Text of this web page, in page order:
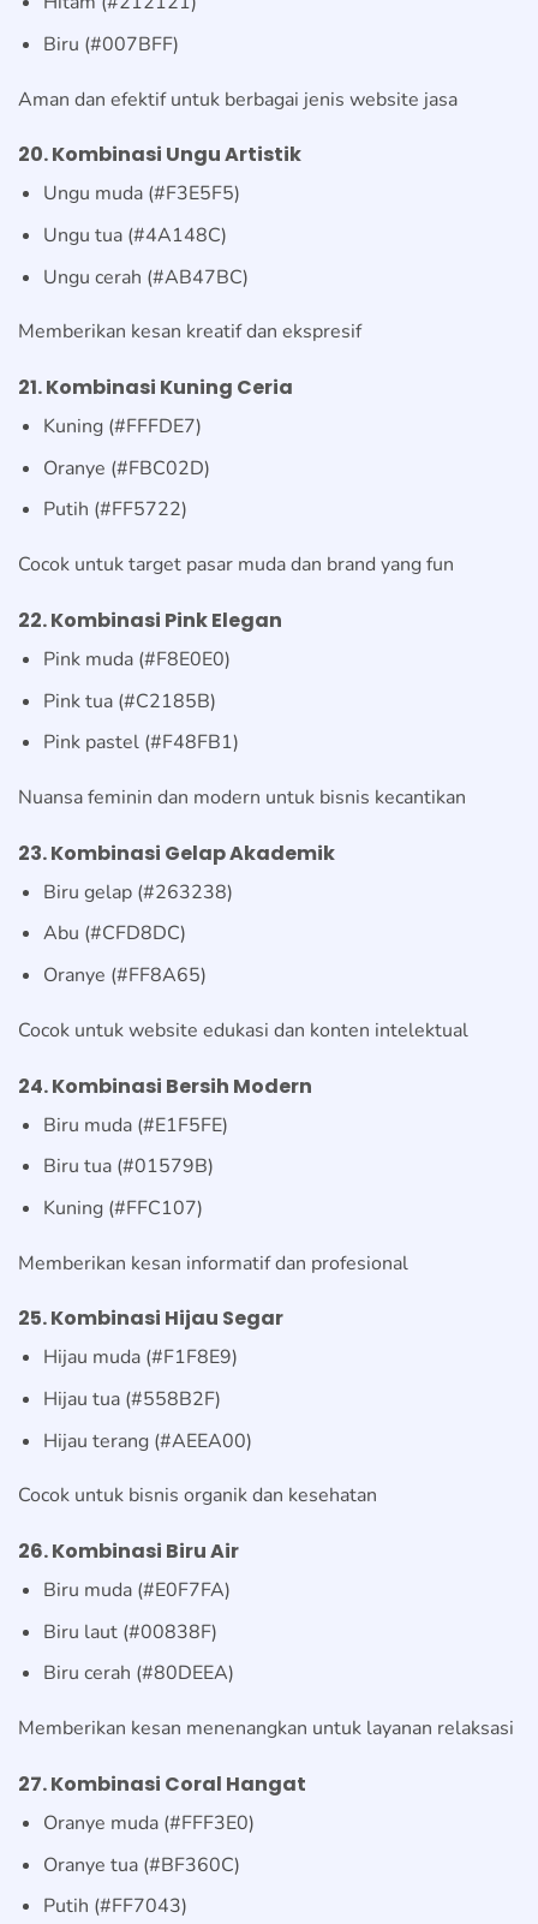
Biru (#007BFF)
Aman dan efektif untuk berbagai jenis website jasa
20. Kombinasi Ungu Artistik
Ungu muda (#F3E5F5)
Ungu tua (#4A148C)
Ungu cerah (#AB47BC)
Memberikan kesan kreatif dan ekspresif
21. Kombinasi Kuning Ceria
Kuning (#FFFDE7)
Oranye (#FBC02D)
Putih (#FF5722)
Cocok untuk target pasar muda dan brand yang fun
22. Kombinasi Pink Elegan
Pink muda (#F8E0E0)
Pink tua (#C2185B)
Pink pastel (#F48FB1)
Nuansa feminin dan modern untuk bisnis kecantikan
23. Kombinasi Gelap Akademik
Biru gelap (#263238)
Abu (#CFD8DC)
Oranye (#FF8A65)
Cocok untuk website edukasi dan konten intelektual
24. Kombinasi Bersih Modern
Biru muda (#E1F5FE)
Biru tua (#01579B)
Kuning (#FFC107)
Memberikan kesan informatif dan profesional
25. Kombinasi Hijau Segar
Hijau muda (#F1F8E9)
Hijau tua (#558B2F)
Hijau terang (#AEEA00)
Cocok untuk bisnis organik dan kesehatan
26. Kombinasi Biru Air
Biru muda (#E0F7FA)
Biru laut (#00838F)
Biru cerah (#80DEEA)
Memberikan kesan menenangkan untuk layanan relaksasi
27. Kombinasi Coral Hangat
Oranye muda (#FFF3E0)
Oranye tua (#BF360C)
Putih (#FF7043)